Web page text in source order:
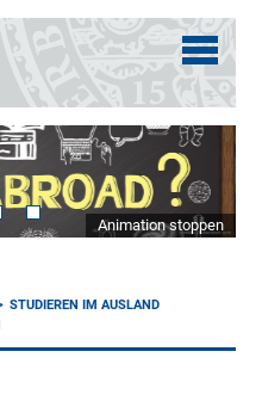
Animation stoppen
STUDIEREN IM AUSLAND